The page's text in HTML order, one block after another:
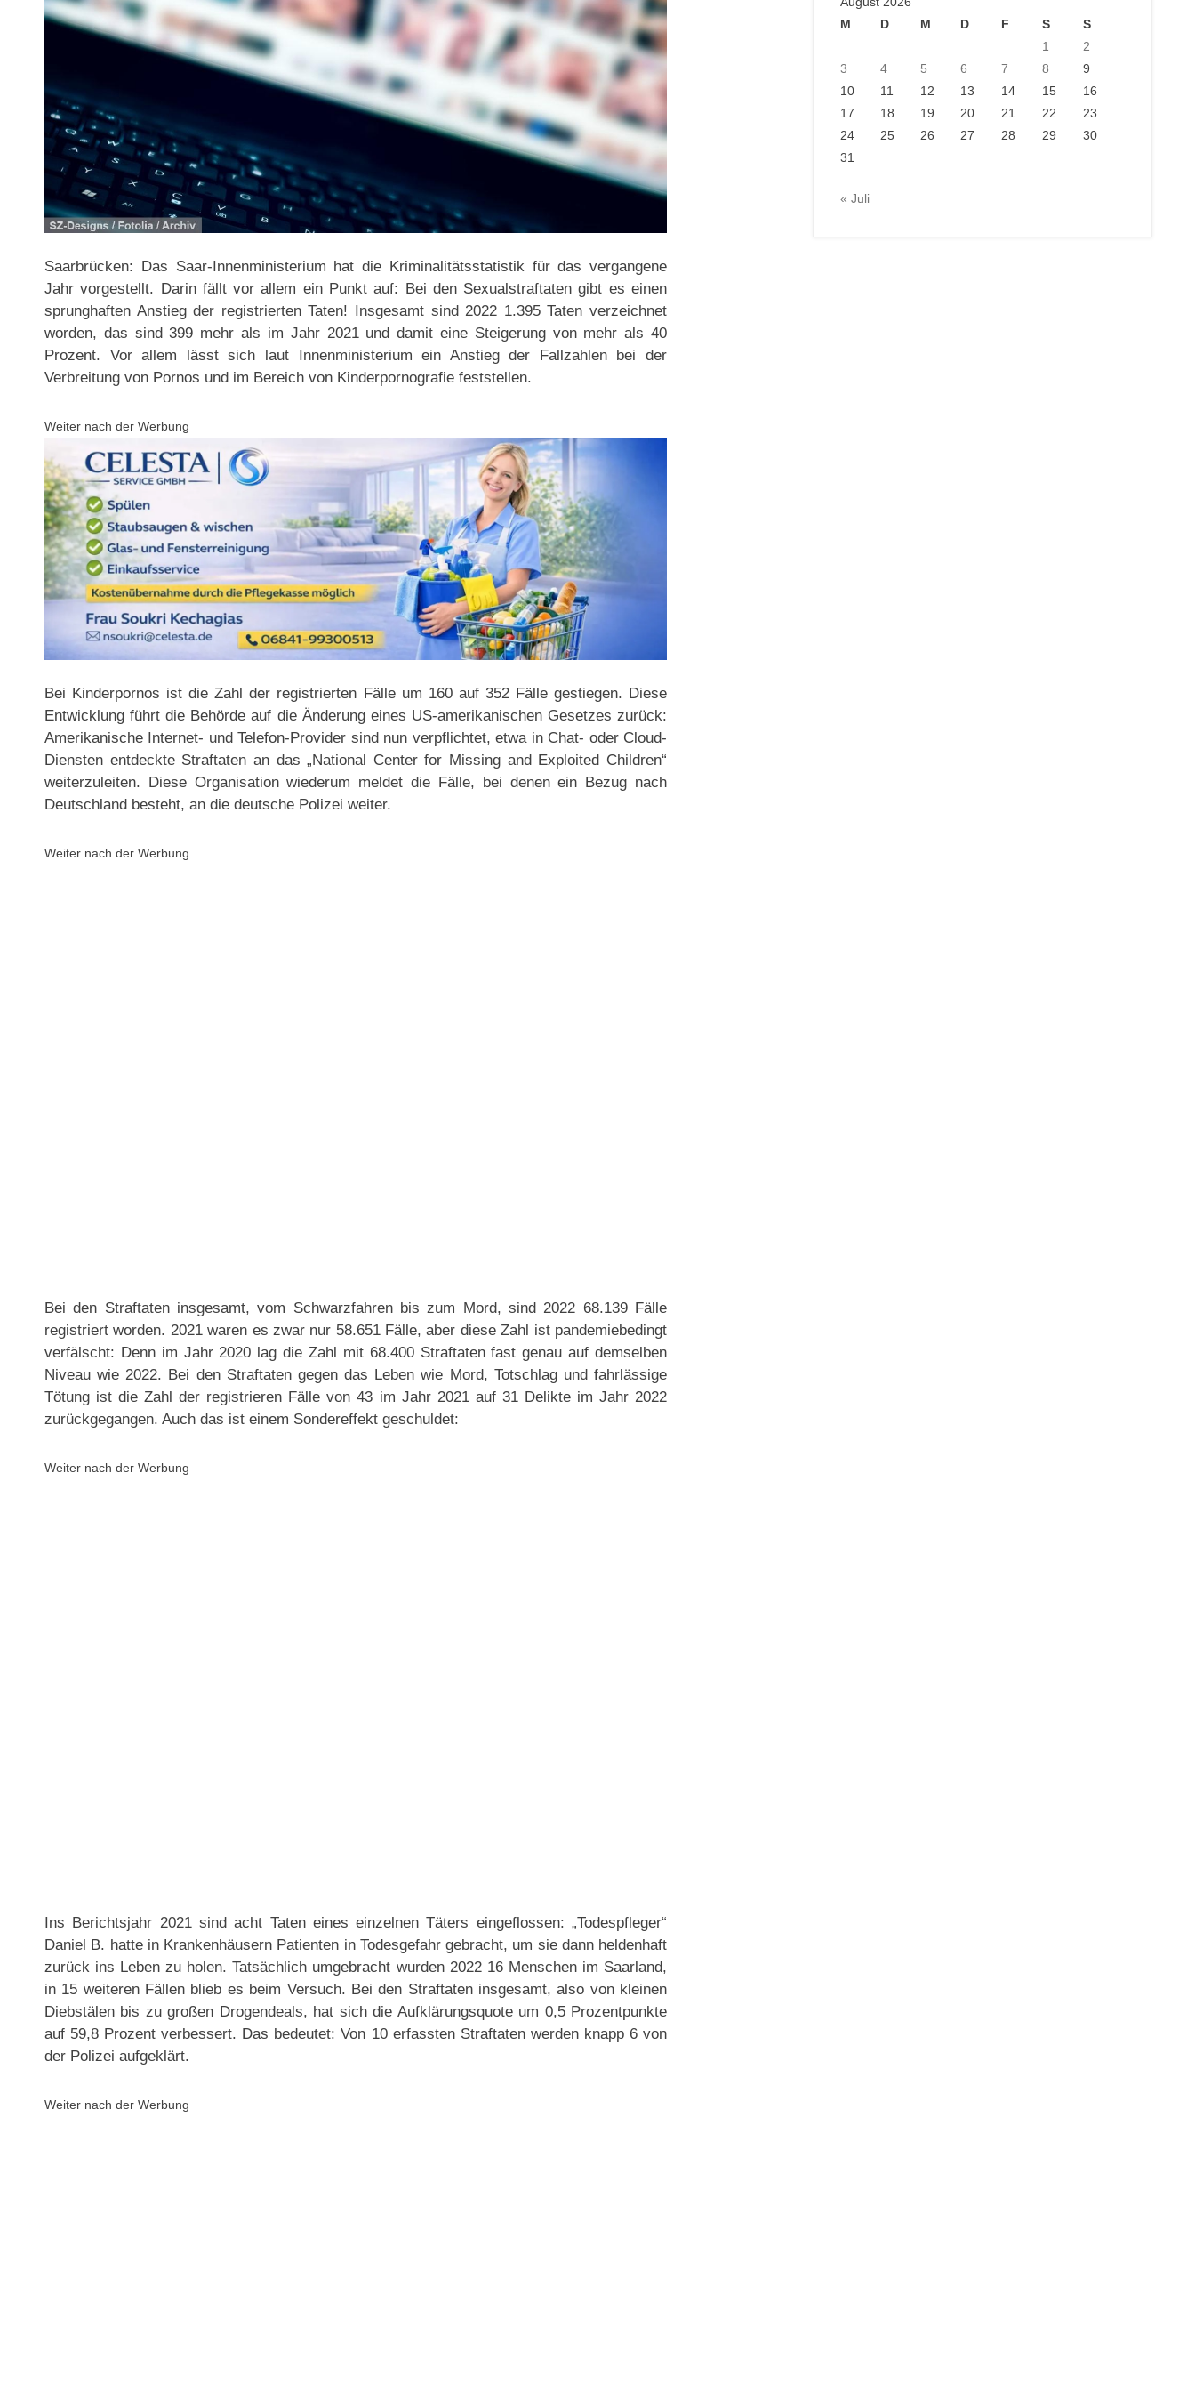
Saarbrücken: Das Saar-Innenministerium hat die Kriminalitätsstatistik für das vergangene
Jahr vorgestellt. Darin fällt vor allem ein Punkt auf: Bei den Sexualstraftaten gibt es einen
sprunghaften Anstieg der registrierten Taten! Insgesamt sind 2022 1.395 Taten verzeichnet
worden, das sind 399 mehr als im Jahr 2021 und damit eine Steigerung von mehr als 40
Prozent. Vor allem lässt sich laut Innenministerium ein Anstieg der Fallzahlen bei der
Verbreitung von Pornos und im Bereich von Kinderpornografie feststellen.
Weiter nach der Werbung
Bei Kinderpornos ist die Zahl der registrierten Fälle um 160 auf 352 Fälle gestiegen. Diese
Entwicklung führt die Behörde auf die Änderung eines US-amerikanischen Gesetzes zurück:
Amerikanische Internet- und Telefon-Provider sind nun verpflichtet, etwa in Chat- oder Cloud-
Diensten entdeckte Straftaten an das „National Center for Missing and Exploited Children“
weiterzuleiten. Diese Organisation wiederum meldet die Fälle, bei denen ein Bezug nach
Deutschland besteht, an die deutsche Polizei weiter.
Weiter nach der Werbung
Bei den Straftaten insgesamt, vom Schwarzfahren bis zum Mord, sind 2022 68.139 Fälle
registriert worden. 2021 waren es zwar nur 58.651 Fälle, aber diese Zahl ist pandemiebedingt
verfälscht: Denn im Jahr 2020 lag die Zahl mit 68.400 Straftaten fast genau auf demselben
Niveau wie 2022. Bei den Straftaten gegen das Leben wie Mord, Totschlag und fahrlässige
Tötung ist die Zahl der registrieren Fälle von 43 im Jahr 2021 auf 31 Delikte im Jahr 2022
zurückgegangen. Auch das ist einem Sondereffekt geschuldet:
Weiter nach der Werbung
Ins Berichtsjahr 2021 sind acht Taten eines einzelnen Täters eingeflossen: „Todespfleger“
Daniel B. hatte in Krankenhäusern Patienten in Todesgefahr gebracht, um sie dann heldenhaft
zurück ins Leben zu holen. Tatsächlich umgebracht wurden 2022 16 Menschen im Saarland,
in 15 weiteren Fällen blieb es beim Versuch. Bei den Straftaten insgesamt, also von kleinen
Diebstälen bis zu großen Drogendeals, hat sich die Aufklärungsquote um 0,5 Prozentpunkte
auf 59,8 Prozent verbessert. Das bedeutet: Von 10 erfassten Straftaten werden knapp 6 von
der Polizei aufgeklärt.
Weiter nach der Werbung
M
D M D F S
S
1
2
3
4 5 6 7 8
9
10
11 12 13 14 15
16
17
18 19 20 21 22
23
24
25 26 27 28 29
30
31
« Juli